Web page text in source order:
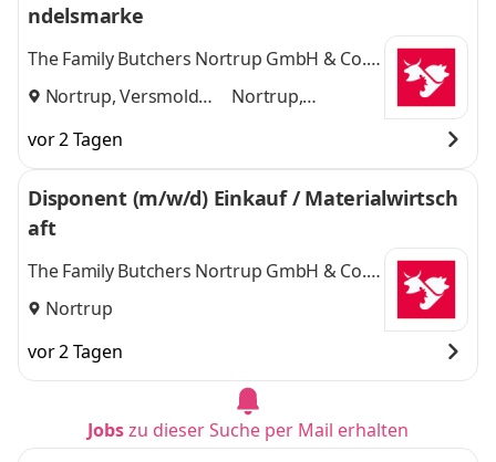
ndelsmarke
The Family Butchers Nortrup GmbH & Co.
KGNortrup, Versmold
Nortrup,
vor 2 Tagen
Disponent (m/w/d) Einkauf / Materialwirtsch
aft
The Family Butchers Nortrup GmbH & Co.
KGNortrup
vor 2 Tagen
Jobszu dieser Suche per Mail erhalten